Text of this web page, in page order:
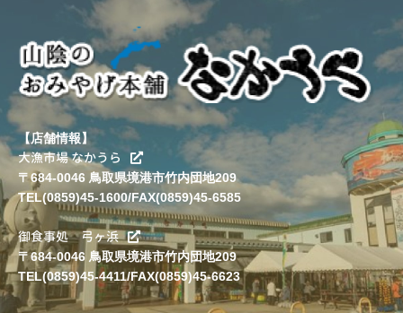
【店舗情報】
大漁市場 なかうら
〒684-0046 鳥取県境港市竹内団地209
TEL(0859)45-1600/FAX(0859)45-6585
御食事処 弓ヶ浜
〒684-0046 鳥取県境港市竹内団地209
TEL(0859)45-4411/FAX(0859)45-6623